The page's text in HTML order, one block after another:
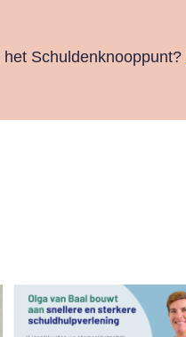
Schuldenknooppunt?